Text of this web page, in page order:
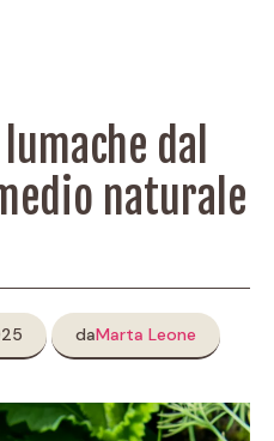
dal
naturale
daMarta Leone